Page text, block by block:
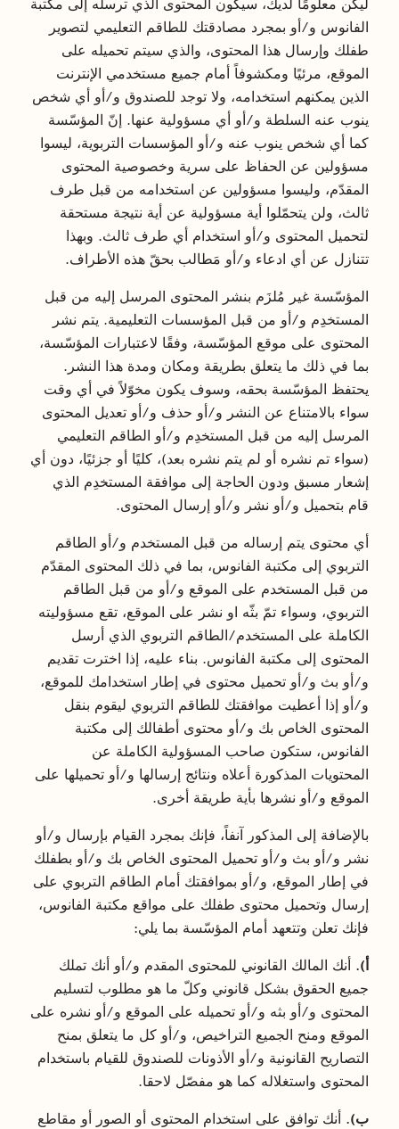
ليكن معلومًا لديك، سيكون المحتوى الذي ترسله إلى مكتبة
الفانوس و/أو بمجرد مصادقتك للطاقم التعليمي لتصوير
طفلك وإرسال هذا المحتوى، والذي سيتم تحميله على
الموقع، مرئيًا ومكشوفاً أمام جميع مستخدمي الإنترنت
الذين يمكنهم استخدامه، ولا توجد للصندوق و/أو أي شخص
ينوب عنه السلطة و/أو أي مسؤولية عنها. إنّ المؤسّسة
كما أي شخص ينوب عنه و/أو المؤسسات التربوية، ليسوا
مسؤولين عن الحفاظ على سرية وخصوصية المحتوى
المقدّم، وليسوا مسؤولين عن استخدامه من قبل طرف
ثالث، ولن يتحمّلوا أية مسؤولية عن أية نتيجة مستحقة
لتحميل المحتوى و/أو استخدام أي طرف ثالث. وبهذا
تتنازل عن أي ادعاء و/أو مَطالب بحقّ هذه الأطراف.
المؤسّسة غير مُلزَم بنشر المحتوى المرسل إليه من قبل
المستخدِم و/أو من قبل المؤسسات التعليمية. يتم نشر
المحتوى على موقع المؤسّسة، وفقًا لاعتبارات المؤسّسة،
بما في ذلك ما يتعلق بطريقة ومكان ومدة هذا النشر.
يحتفظ المؤسّسة بحقه، وسوف يكون مخوّلاً في أي وقت
سواء بالامتناع عن النشر و/أو حذف و/أو تعديل المحتوى
المرسل إليه من قبل المستخدِم و/أو الطاقم التعليمي
(سواء تم نشره أو لم يتم نشره بعد)، كليًا أو جزئيًا، دون أي
إشعار مسبق ودون الحاجة إلى موافقة المستخدِم الذي
قام بتحميل و/أو نشر و/أو إرسال المحتوى.
أي محتوى يتم إرساله من قبل المستخدم و/أو الطاقم
التربوي إلى مكتبة الفانوس، بما في ذلك المحتوى المقدّم
من قبل المستخدم على الموقع و/أو من قبل الطاقم
التربوي، وسواء تمّ بثّه او نشر على الموقع، تقع مسؤوليته
الكاملة على المستخدم/الطاقم التربوي الذي أرسل
المحتوى إلى مكتبة الفانوس. بناء عليه، إذا اخترت تقديم
و/أو بث و/أو تحميل محتوى في إطار استخدامك للموقع،
و/أو إذا أعطيت موافقتك للطاقم التربوي ليقوم بنقل
المحتوى الخاص بك و/أو محتوى أطفالك إلى مكتبة
الفانوس، ستكون صاحب المسؤولية الكاملة عن
المحتويات المذكورة أعلاه ونتائج إرسالها و/أو تحميلها على
الموقع و/أو نشرها بأية طريقة أخرى.
بالإضافة إلى المذكور آنفاً، فإنك بمجرد القيام بإرسال و/أو
نشر و/أو بث و/أو تحميل المحتوى الخاص بك و/أو بطفلك
في إطار الموقع، و/أو بموافقتك أمام الطاقم التربوي على
إرسال وتحميل محتوى طفلك على مواقع مكتبة الفانوس،
فإنك تعلن وتتعهد أمام المؤسّسة بما يلي:
أ). أنك المالك القانوني للمحتوى المقدم و/أو أنك تملك
جميع الحقوق بشكل قانوني وكلّ ما هو مطلوب لتسليم
المحتوى و/أو بثه و/أو تحميله على الموقع و/أو نشره على
الموقع ومنح الجميع التراخيص، و/أو كل ما يتعلق بمنح
التصاريح القانونية و/أو الأذونات للصندوق للقيام باستخدام
المحتوى واستغلاله كما هو مفصّل لاحقا.
ب). أنك توافق على استخدام المحتوى أو الصور أو مقاطع